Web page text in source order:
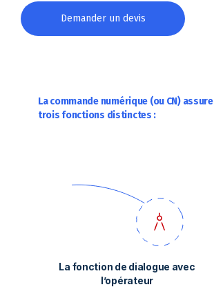
Demander un devis
La commande numérique (ou CN) assure
trois fonctions distinctes :
La fonction de dialogue avec
l’opérateur